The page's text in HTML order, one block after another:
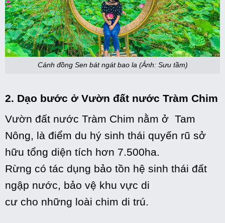
Cánh đồng Sen bát ngát bao la (Ảnh: Sưu tầm)
2. Dạo bước ở Vườn đất nước Tràm Chim
Vườn đất nước Tràm Chim nằm ở Tam
Nông, là điểm du hý sinh thái quyến rũ sở
hữu tổng diện tích hơn 7.500ha.
Rừng có tác dụng bảo tồn hệ sinh thái đất
ngập nước, bảo vệ khu vực di
cư cho những loài chim di trú.